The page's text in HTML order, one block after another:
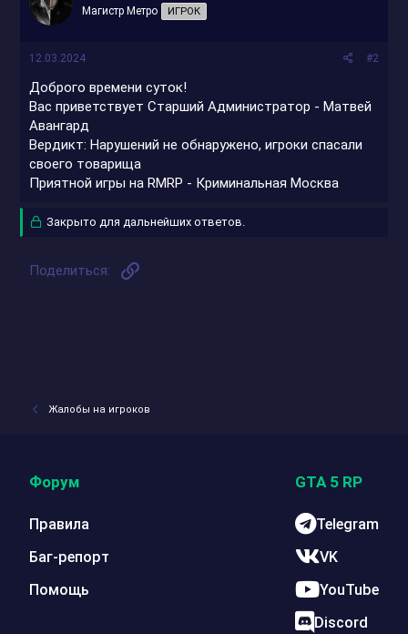
Магистр Метро ИГРОК
12.03.2024 #2
Доброго времени суток!
Вас приветствует Старший Администратор - Матвей
Авангард
Вердикт: Нарушений не обнаружено, игроки спасали
своего товарища
Приятной игры на RMRP - Криминальная Москва
Закрыто для дальнейших ответов.
Поделиться:
Жалобы на игроков
Форум
Правила
Баг-репорт
Помощь
GTA 5 RP
Telegram
VK
YouTube
Discord